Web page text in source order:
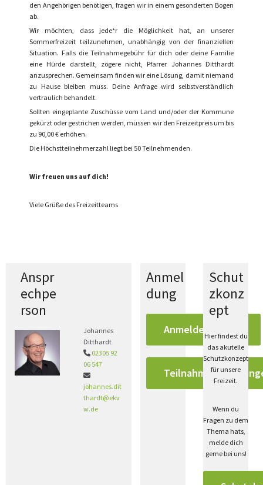
den Angehörigen benötigen, fragen wir in einem gesonderten Bogen
ab.
Wir möchten, dass jede*r die Möglichkeit hat, an unserer
Sommerfreizeit teilzunehmen, unabhängig von der finanziellen
Situation. Falls die Teilnahmegebühr für dich oder deine Familie
eine Hürde darstellt, zögere nicht, Pfarrer Johannes Ditthardt
anzusprechen. Gemeinsam finden wir eine Lösung, damit niemand
zu Hause bleiben muss. Deine Anfrage wird selbstverständlich
vertraulich behandelt.
Sollten eingeplante Zuschüsse vom Land und/oder der Kommune
gekürzt oder gestrichen werden, müssen wir den Freizeitpreis um bis
zu 90,00 € erhöhen.
Die Höchstteilnehmerzahl liegt bei 50 Teilnehmenden.
Wir freuen uns auf dich!
Viele Grüße des Freizeitteams
Anspr
echpe
rson
Johannes
Ditthardt
 02305 92
06 547

johannes.dit
thardt@ekv
w.de
Anmel
dung
Anmeldeformular
Schut
zkonz
ept
Hier findest du
das akutelle
Schutzkonzept
für unsere
Freizeit.
Wenn du
Fragen zu dem
Thema hats,
melde dich
gerne bei uns!